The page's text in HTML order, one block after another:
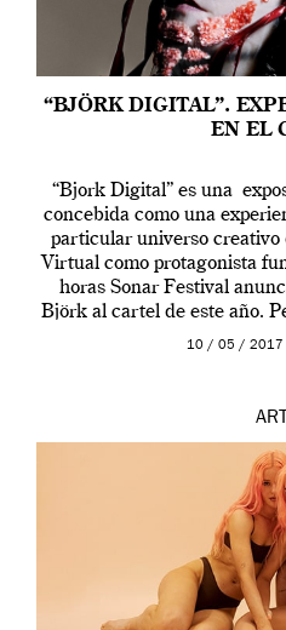
“BJÖRK DIGITAL”.
EN EL
“Bjork Digital” es una
concebida como una
particular universo creativo
Virtual como protagonista
horas Sonar Festival
Björk al cartel de este año.
en una de las10 / 05 /
ART